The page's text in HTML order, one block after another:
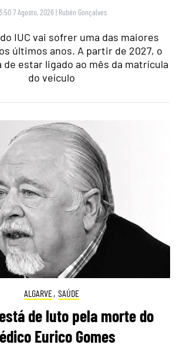
7 Agosto, 2026 | Rubén Gonçalves
IUC vai sofrer uma das maiores
últimos anos. A partir de 2027, o
estar ligado ao mês da matrícula
do veículo
ALGARVE, SAÚDE
de luto pela morte do
Eurico Gomes